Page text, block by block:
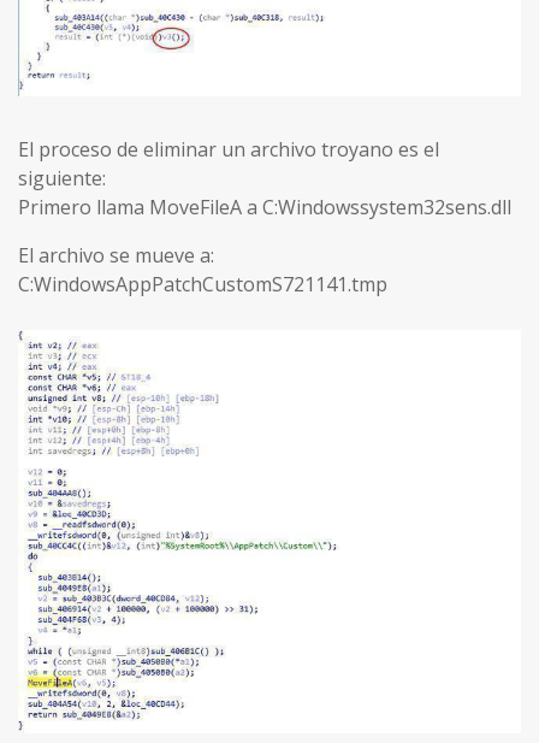
El proceso de eliminar un archivo troyano es el
siguiente:
Primero llama MoveFileA a C:Windowssystem32sens.dll
El archivo se mueve a:
C:WindowsAppPatchCustomS721141.tmp